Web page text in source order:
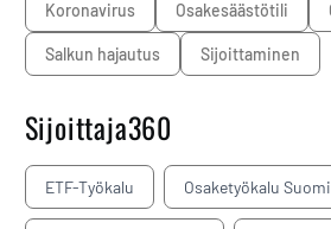
koronavirus osakesäästötili
salkun hajautus sijoittaminen
Sijoittaja360
ETF-Työkalu Osaketyökalu Suomi